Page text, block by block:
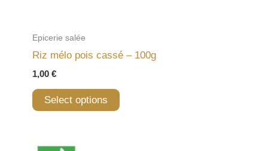
Epicerie salée
Riz mélo pois cassé – 100g
1,00 €
Select options